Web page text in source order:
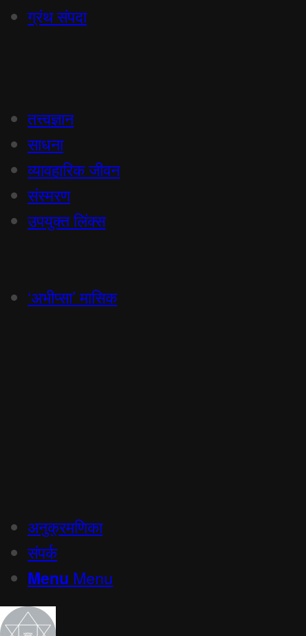
ग्रंथ संपदा
तत्त्वज्ञान
साधना
व्यावहारिक जीवन
संस्मरण
उपयुक्त लिंक्स
‘अभीप्सा’ मासिक
अनुक्रमणिका
संपर्क
Menu Menu